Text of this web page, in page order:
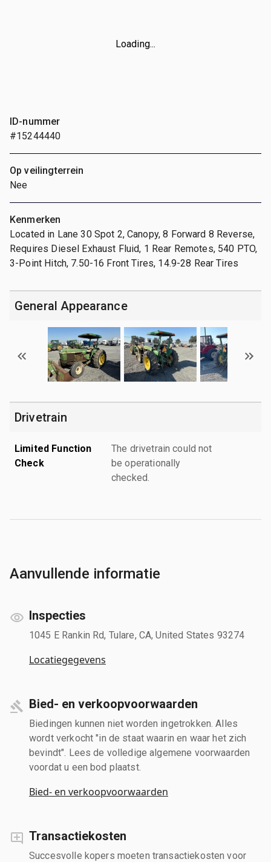
Loading...
ID-nummer
#15244440
Op veilingterrein
Nee
Kenmerken
Located in Lane 30 Spot 2, Canopy, 8 Forward 8 Reverse,
Requires Diesel Exhaust Fluid, 1 Rear Remotes, 540 PTO,
3-Point Hitch, 7.50-16 Front Tires, 14.9-28 Rear Tires
General Appearance
Drivetrain
Limited Function
Check
The drivetrain could not
be operationally
checked.
Aanvullende informatie
Inspecties
1045 E Rankin Rd, Tulare, CA, United States 93274
Locatiegegevens
Bied- en verkoopvoorwaarden
Biedingen kunnen niet worden ingetrokken. Alles
wordt verkocht "in de staat waarin en waar het zich
bevindt". Lees de volledige algemene voorwaarden
voordat u een bod plaatst.
Bied- en verkoopvoorwaarden
Transactiekosten
Succesvolle kopers moeten transactiekosten voor